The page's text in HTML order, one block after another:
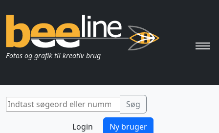
Fotos og grafik til kreativ brug
Login Ny bruger